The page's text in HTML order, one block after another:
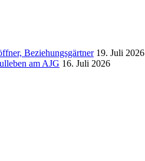
Beziehungsgärtner 19. Juli 2026
am AJG 16. Juli 2026